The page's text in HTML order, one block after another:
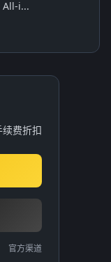
All-i...
费折扣
官方渠道